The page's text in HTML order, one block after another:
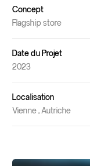
Concept
Flagship store
Date du Projet
2023
Localisation
Vienne , Autriche